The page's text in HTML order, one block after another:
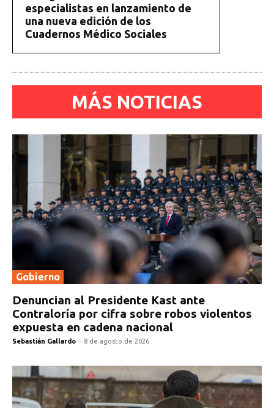
especialistas en lanzamiento de
una nueva edición de los
Cuadernos Médico Sociales
MÁS NOTICIAS
Gobierno
Denuncian al Presidente Kast ante
Contraloría por cifra sobre robos violentos
expuesta en cadena nacional
Sebastián Gallardo - 8 de agosto de 2026